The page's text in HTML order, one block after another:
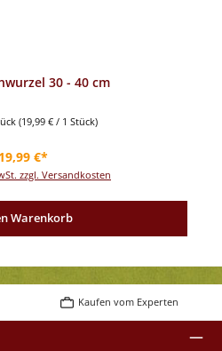
30 - 40 cm
(19,99 € / 1 Stück)
Regulärer Preis:
19,99 €*
zzgl. Versandkosten
Warenkorb
Kaufen vom Experten